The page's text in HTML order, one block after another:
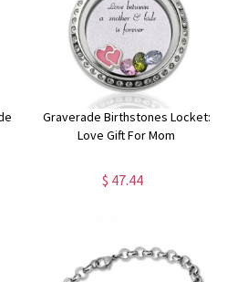
Graverade Birthstones Locket:
Love Gift For Mom
$ 47.44